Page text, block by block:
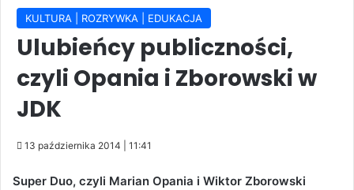
KULTURA | ROZRYWKA | EDUKACJA
Ulubieńcy publiczności,
czyli Opania i Zborowski w
JDK
13 października 2014 | 11:41
Super Duo, czyli Marian Opania i Wiktor Zborowski